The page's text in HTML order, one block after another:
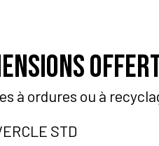
à ordures ou à
STD